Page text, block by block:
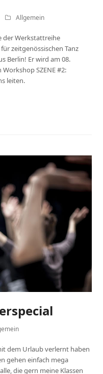
Allgemein
der Werkstattreihe
zeitgenössischen Tanz
Berlin! Er wird am 08.
SZENE #2:
leiten.
dem Urlaub verlernt haben
gehen einfach mega
die gern meine Klassen